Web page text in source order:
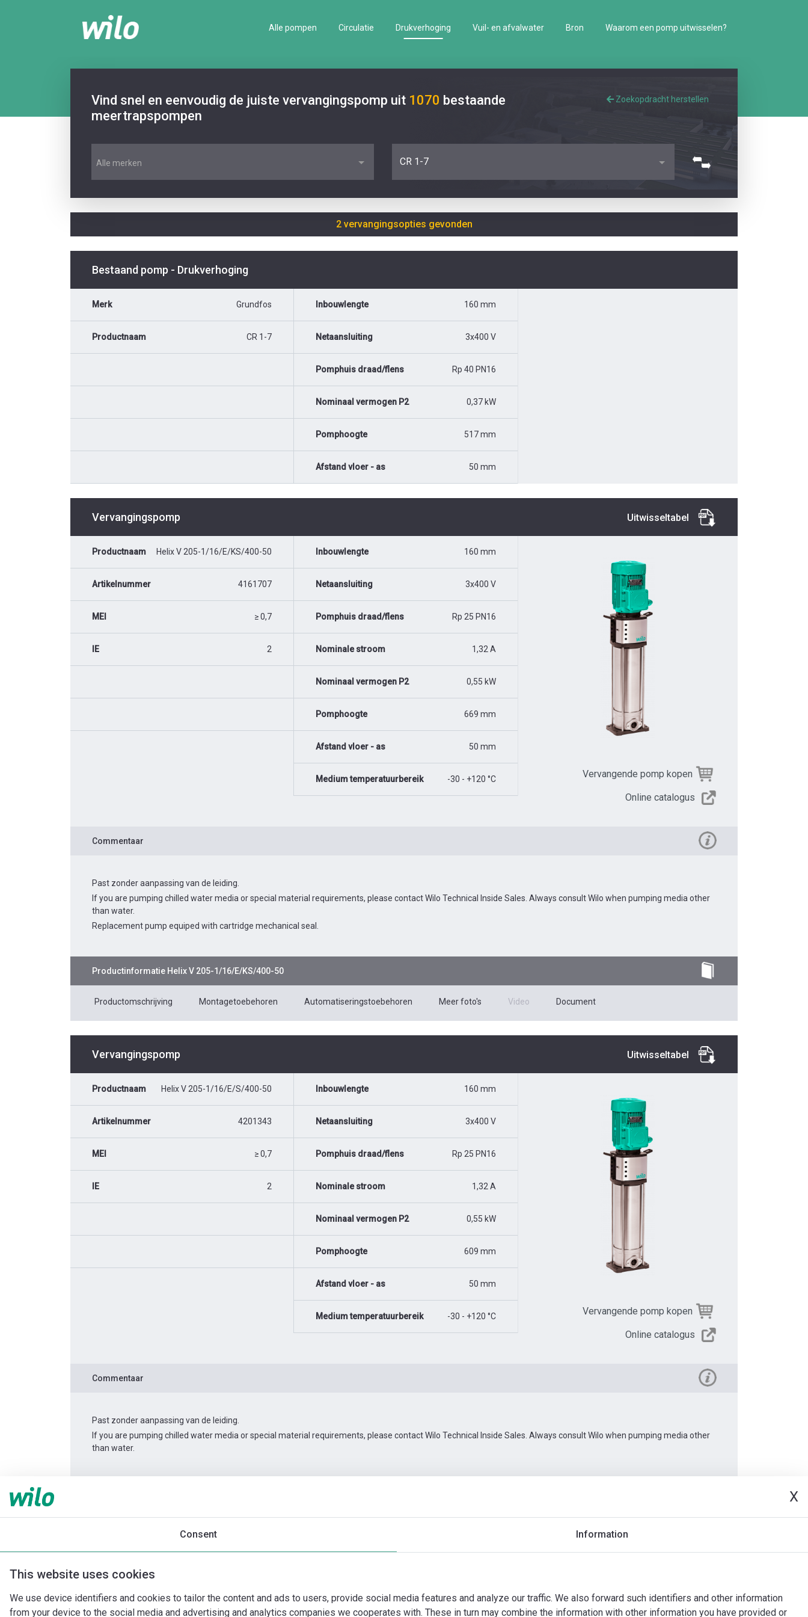
X
Consent Information
This website uses cookies
We use device identifiers and cookies to tailor the content and ads to users, provide social media features and analyze our traffic. We also forward such identifiers and other information
from your device to the social media and advertising and analytics companies we cooperates with. These in turn may combine the information with other information you have provided or
Alle pompen Circulatie Drukverhoging Vuil- en afvalwater Bron Waarom een pomp uitwisselen?
Vind snel en eenvoudig de juiste vervangingspomp uit 1070 bestaande
meertrapspompen
Zoekopdracht herstellen
Alle merken CR 1-7
2 vervangingsopties gevonden
Bestaand pomp - Drukverhoging
Merk Grundfos
Productnaam CR 1-7
Inbouwlengte 160 mm
Netaansluiting 3x400 V
Pomphuis draad/flens Rp 40 PN16
Nominaal vermogen P2 0,37 kW
Pomphoogte 517 mm
Afstand vloer - as 50 mm
Vervangingspomp Uitwisseltabel
Productnaam Helix V 205-1/16/E/KS/400-50
Artikelnummer 4161707
MEI ≥ 0,7
IE 2
Inbouwlengte 160 mm
Netaansluiting 3x400 V
Pomphuis draad/flens Rp 25 PN16
Nominale stroom 1,32 A
Nominaal vermogen P2 0,55 kW
Pomphoogte 669 mm
Afstand vloer - as 50 mm
Medium temperatuurbereik -30 - +120 °C Vervangende pomp kopen
Online catalogus
Commentaar
Past zonder aanpassing van de leiding.
If you are pumping chilled water media or special material requirements, please contact Wilo Technical Inside Sales. Always consult Wilo when pumping media other
than water.
Replacement pump equiped with cartridge mechanical seal.
Productinformatie Helix V 205-1/16/E/KS/400-50
Productomschrijving Montagetoebehoren Automatiseringstoebehoren Meer foto's Video Document
Vervangingspomp Uitwisseltabel
Productnaam Helix V 205-1/16/E/S/400-50
Artikelnummer 4201343
MEI ≥ 0,7
IE 2
Inbouwlengte 160 mm
Netaansluiting 3x400 V
Pomphuis draad/flens Rp 25 PN16
Nominale stroom 1,32 A
Nominaal vermogen P2 0,55 kW
Pomphoogte 609 mm
Afstand vloer - as 50 mm
Medium temperatuurbereik -30 - +120 °C Vervangende pomp kopen
Online catalogus
Commentaar
Past zonder aanpassing van de leiding.
If you are pumping chilled water media or special material requirements, please contact Wilo Technical Inside Sales. Always consult Wilo when pumping media other
than water.